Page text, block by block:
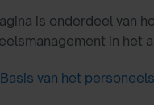
is onderdeel van
in het
Basis van het